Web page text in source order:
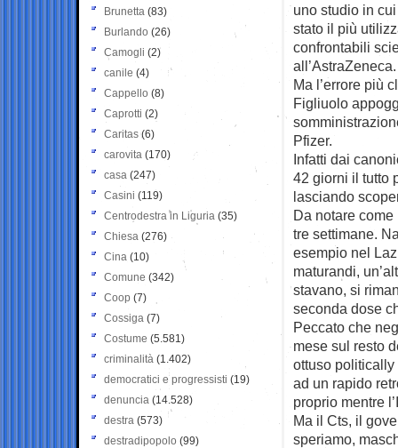
uno studio in
stato il più
confrontabili
all’AstraZeneca.
Ma l’errore più
Figliuolo
Pfizer.
Infatti dai
42 giorni il tutto
lasciando
Da notare
tre settimane.
esempio nel
maturandi,
stavano, si
seconda dose
Peccato che
mese sul resto
ottuso politically
ad un rapido
proprio mentre
Ma il Cts, il
speriamo,
Brunetta (83)
Burlando (26)
Camogli (2)
canile (4)
Cappello (8)
Caprotti (2)
Caritas (6)
carovita (170)
casa (247)
Casini (119)
Centrodestra in Liguria (35)
Chiesa (276)
Cina (10)
Comune (342)
Coop (7)
Cossiga (7)
Costume (5.581)
criminalità (1.402)
democratici e progressisti (19)
denuncia (14.528)
destra (573)
destradipopolo (99)